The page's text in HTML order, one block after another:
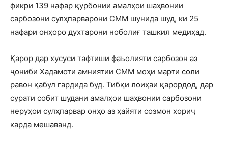
фикри 139 нафар қурбонии амалҳои шаҳвонии
сарбозони сулҳпарварони СММ шунида шуд, ки 25
нафари онҳоро духтарони ноболиғ ташкил медиҳад.
Қарор дар хусуси тафтиши фаъолияти сарбозон аз
ҷониби Хадамоти амниятии СММ моҳи марти соли
равон қабул гардида буд. Тибқи лоиҳаи қарордод, дар
сурати собит шудани амалҳои шаҳвонии сарбозони
неруҳои сулҳпарвар онҳо аз ҳайяти созмон хориҷ
карда мешаванд.